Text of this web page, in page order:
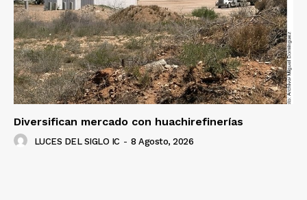
Diversifican mercado con huachirefinerías
LUCES DEL SIGLO IC - 8 Agosto, 2026